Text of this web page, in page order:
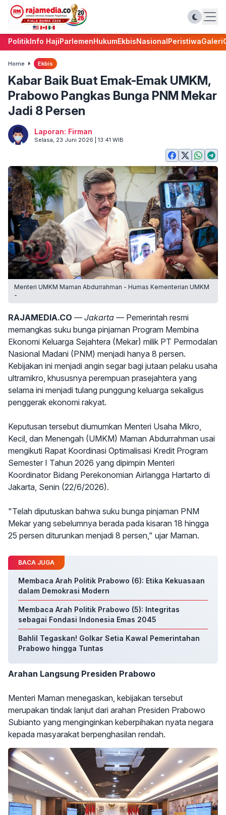
PolitikInfo HajiParlemenHukumEkbisNasionalPeristiwaGaleri
Home Ekbis
Kabar Baik Buat Emak-Emak UMKM,
Prabowo Pangkas Bunga PNM Mekar
Jadi 8 Persen
Laporan: Firman
Selasa, 23 Juni 2026 | 13:41 WIB
Menteri UMKM Maman Abdurrahman - Humas Kementerian UMKM
-
RAJAMEDIA.CO — Jakarta — Pemerintah resmi
memangkas suku bunga pinjaman Program Membina
Ekonomi Keluarga Sejahtera (Mekar) milik PT Permodalan
Nasional Madani (PNM) menjadi hanya 8 persen.
Kebijakan ini menjadi angin segar bagi jutaan pelaku usaha
ultramikro, khususnya perempuan prasejahtera yang
selama ini menjadi tulang punggung keluarga sekaligus
penggerak ekonomi rakyat.
Keputusan tersebut diumumkan Menteri Usaha Mikro,
Kecil, dan Menengah (UMKM) Maman Abdurrahman usai
mengikuti Rapat Koordinasi Optimalisasi Kredit Program
Semester I Tahun 2026 yang dipimpin Menteri
Koordinator Bidang Perekonomian Airlangga Hartarto di
Jakarta, Senin (22/6/2026).
"Telah diputuskan bahwa suku bunga pinjaman PNM
Mekar yang sebelumnya berada pada kisaran 18 hingga
25 persen diturunkan menjadi 8 persen," ujar Maman.
BACA JUGA
Membaca Arah Politik Prabowo (6): Etika Kekuasaan
dalam Demokrasi Modern
Membaca Arah Politik Prabowo (5): Integritas
sebagai Fondasi Indonesia Emas 2045
Bahlil Tegaskan! Golkar Setia Kawal Pemerintahan
Prabowo hingga Tuntas
Arahan Langsung Presiden Prabowo
Menteri Maman menegaskan, kebijakan tersebut
merupakan tindak lanjut dari arahan Presiden Prabowo
Subianto yang menginginkan keberpihakan nyata negara
kepada masyarakat berpenghasilan rendah.